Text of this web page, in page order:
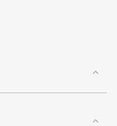
с видом на
TRANG также